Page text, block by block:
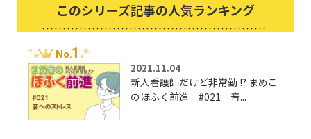
このシリーズ記事の人気ランキング
No.1
2021.11.04
新人看護師だけど非常勤 !? まめこ
のほふく前進｜#021｜音...